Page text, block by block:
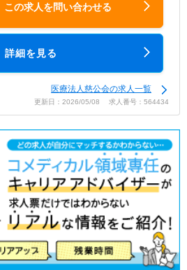
この求人を問い合わせる
詳細を見る
医療法人慈公会の求人一覧
更新日：2026/05/08 求人番号：564434